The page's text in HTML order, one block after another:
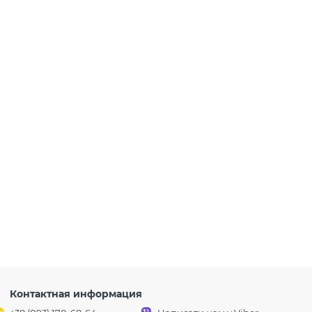
Контактная информация